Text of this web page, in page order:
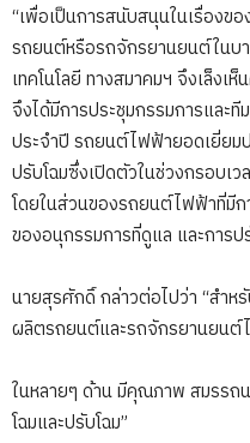
“เพื่อเป็นการสนับสนุนในเรื่องข
รถยนต์หรือรถจักรยานยนต์ในบ
เทคโนโลยี ทางสมาคมฯ จึงเล็ง
จึงได้มีการประชุมกรรมการและ
ประจำปี รถยนต์ไฟฟ้ายอดเยี่ยม
ปรับโฉมซึ่งเปิดตัวในช่วงกรอบเ
โดยในส่วนของรถยนต์ไฟฟ้าที่มี
ของอนุกรรมการที่ดูแล และการ
นายสุรศักดิ์ กล่าวต่อไปว่า “สำห
ผลิตรถยนต์และรถจักรยานยน
ในหลายๆ ด้าน มีคุณภาพ สมรรถ
โฉมและปรับโฉม”